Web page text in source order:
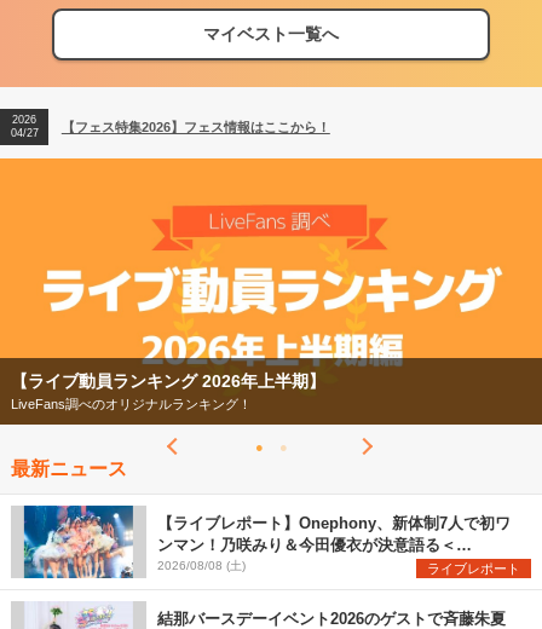
マイベスト一覧へ
【フェス特集2026】フェス情報はここから！
【ライブ動員ランキング】2026年上半期編発表！
2026
04/27
【フェス特集2026】フェス情報はここから！
2026
【ライブ動員ランキング 2026年上半期】
LiveFans調べのオリジナルランキング！
最新ニュース
【ライブレポート】Onephony、新体制7人で初ワ
ンマン！乃咲みり＆今田優衣が決意語る＜
Onephony新体制1st Oneman Live はじまりの夏
＞
2026/08/08 (土) ライブレポート
結那バースデーイベント2026のゲストで斉藤朱夏